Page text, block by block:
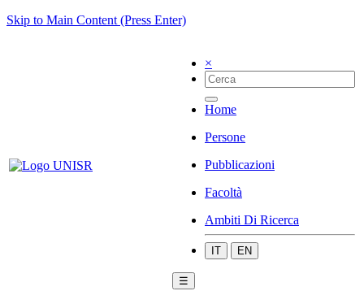
Skip to Main Content (Press Enter)
×
Home
Persone
Pubblicazioni
Facoltà
Ambiti Di Ricerca
IT EN
☰